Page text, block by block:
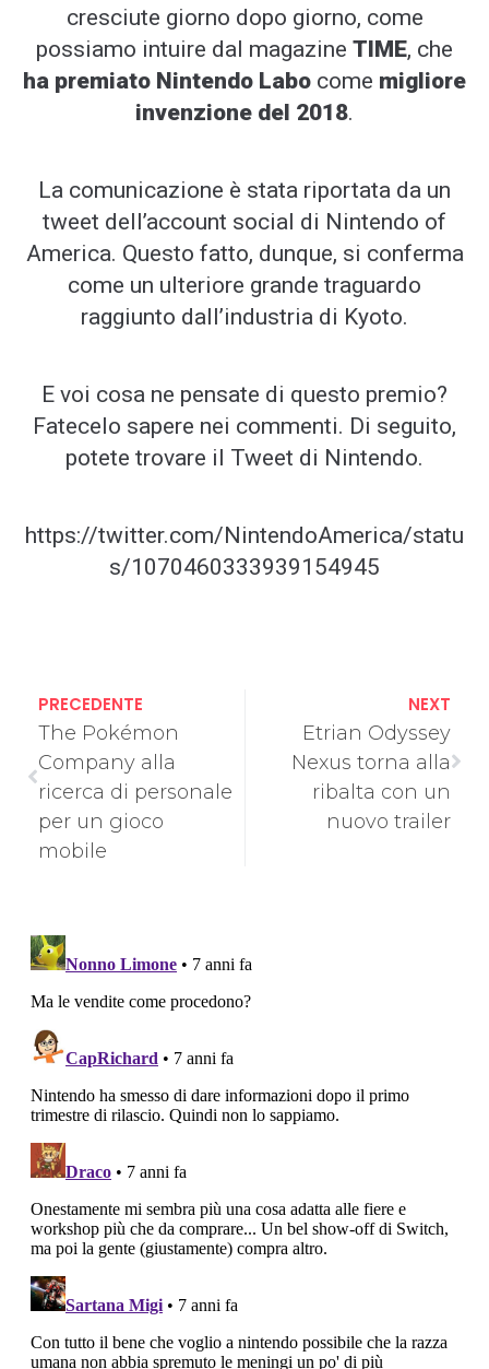
cresciute giorno dopo giorno, come
possiamo intuire dal magazine TIME, che
ha premiato Nintendo Labo come migliore
invenzione del 2018.
La comunicazione è stata riportata da un
tweet dell’account social di Nintendo of
America. Questo fatto, dunque, si conferma
come un ulteriore grande traguardo
raggiunto dall’industria di Kyoto.
E voi cosa ne pensate di questo premio?
Fatecelo sapere nei commenti. Di seguito,
potete trovare il Tweet di Nintendo.
https://twitter.com/NintendoAmerica/statu
s/1070460333939154945
PRECEDENTE
The Pokémon
Company alla
ricerca di personale
per un gioco
mobile
NEXT
Etrian Odyssey
Nexus torna alla
ribalta con un
nuovo trailer